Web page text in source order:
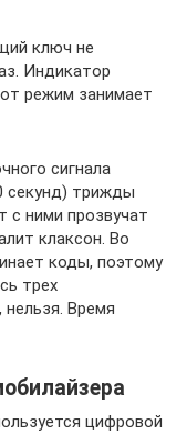
ключ не
Индикатор
режим занимает
сигнала
секунд) трижды
с ними прозвучат
клаксон. Во
коды, поэтому
трех
Время
цифровой